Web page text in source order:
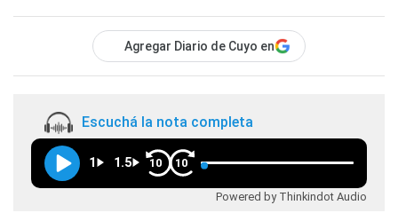
Agregar Diario de Cuyo en
Escuchá la nota completa
1 1.5 10 10
Powered by Thinkindot Audio